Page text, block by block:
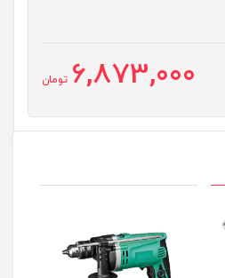
6,873,000 تومان